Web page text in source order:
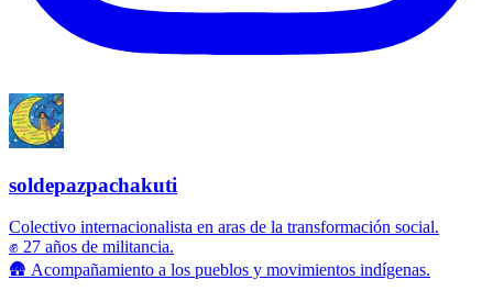
soldepazpachakuti
Colectivo internacionalista en aras de la transformación social.
✊ 27 años de militancia.
🛖 Acompañamiento a los pueblos y movimientos indígenas.